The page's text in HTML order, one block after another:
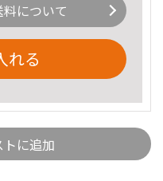
について
れる
に追加